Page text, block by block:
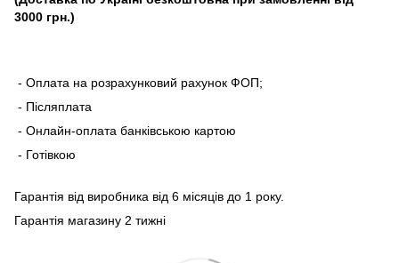
3000 грн.)
- Оплата на розрахунковий рахунок ФОП;
- Післяплата
- Онлайн-оплата банківською картою
- Готівкою
Гарантія від виробника від 6 місяців до 1 року.
Гарантія магазину 2 тижні